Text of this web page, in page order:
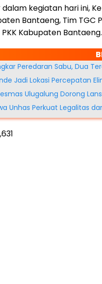
kegiatan hari ini,
Bantaeng, Tim TGC
Kabupaten Bantaeng.
Peredaran Sabu, Dua
Jadi Lokasi Percepatan
Ulugalung Dorong
Unhas Perkuat Legalitas